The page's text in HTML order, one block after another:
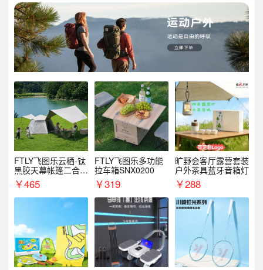
FTLY飞图乐云栖-钛
黑胶天幕帐篷二合一
TMTZ0201
￥465
FTLY飞图乐多功能
拉车箱SNX0200
￥319
旷野会客厅露营套装
户外茶具蓝牙音箱灯
￥288